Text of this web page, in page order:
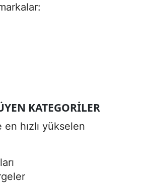
KATEGORILER
en hızlı yükselen